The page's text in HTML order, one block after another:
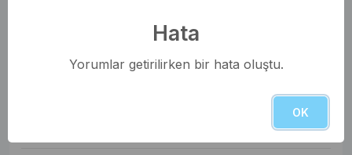
Elbise Dolabı
Hata
Yorumlar getirilirken bir hata oluştu.
OK